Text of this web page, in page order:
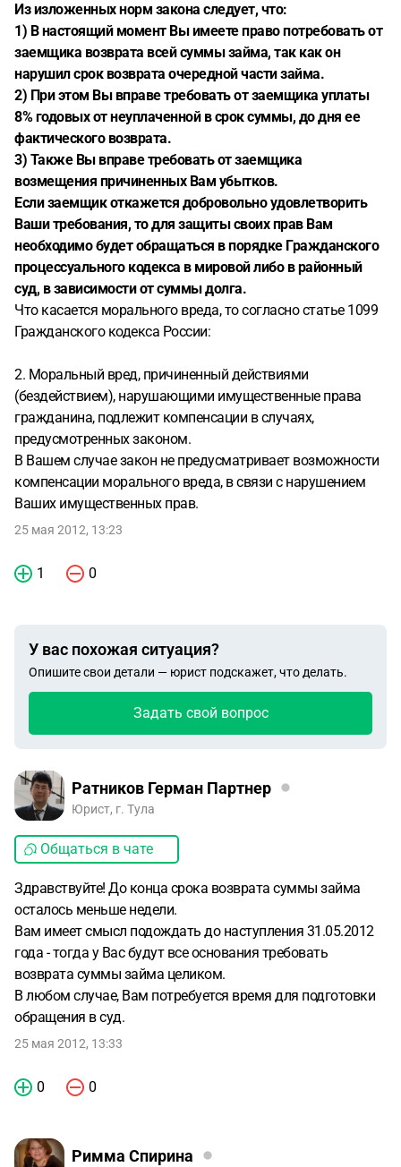
Из изложенных норм закона следует, что:
1) В настоящий момент Вы имеете право потребовать от
заемщика возврата всей суммы займа, так как он
нарушил срок возврата очередной части займа.
2) При этом Вы вправе требовать от заемщика уплаты
8% годовых от неуплаченной в срок суммы, до дня ее
фактического возврата.
3) Также Вы вправе требовать от заемщика
возмещения причиненных Вам убытков.
Если заемщик откажется добровольно удовлетворить
Ваши требования, то для защиты своих прав Вам
необходимо будет обращаться в порядке Гражданского
процессуального кодекса в мировой либо в районный
суд, в зависимости от суммы долга.
Что касается морального вреда, то согласно статье 1099
Гражданского кодекса России:
2. Моральный вред, причиненный действиями
(бездействием), нарушающими имущественные права
гражданина, подлежит компенсации в случаях,
предусмотренных законом.
В Вашем случае закон не предусматривает возможности
компенсации морального вреда, в связи с нарушением
Ваших имущественных прав.
25 мая 2012, 13:23
1 0
У вас похожая ситуация?
Опишите свои детали — юрист подскажет, что делать.
Задать свой вопрос
Ратников Герман Партнер
Юрист, г. Тула
Общаться в чате
Здравствуйте! До конца срока возврата суммы займа
осталось меньше недели.
Вам имеет смысл подождать до наступления 31.05.2012
года - тогда у Вас будут все основания требовать
возврата суммы займа целиком.
В любом случае, Вам потребуется время для подготовки
обращения в суд.
25 мая 2012, 13:33
0 0
Римма Спирина